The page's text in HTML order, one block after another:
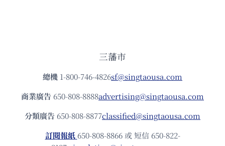
三藩市
總機 1-800-746-4826sf@singtaousa.com
商業廣告 650-808-8888advertising@singtaousa.com
分類廣告 650-808-8877classified@singtaousa.com
訂閱報紙 650-808-8866 或 短信 650-822-